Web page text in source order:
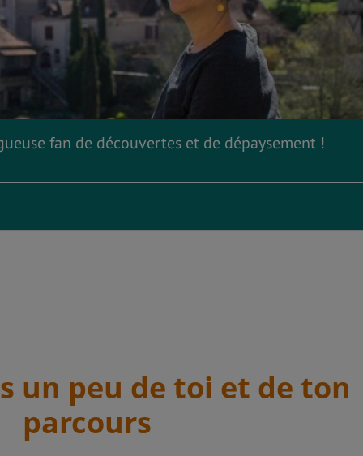
fan de découvertes et de dépaysement !
un peu de toi et de ton
parcours